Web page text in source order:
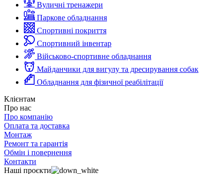
Вуличні тренажери
Паркове обладнання
Спортивні покриття
Спортивний інвентар
Військово-спортивне обладнання
Майданчики для вигулу та дресирування собак
Обладнання для фізичної реабілітації
Клієнтам
Про нас
Про компанію
Оплата та доставка
Монтаж
Ремонт та гарантія
Обмін і повернення
Контакти
Наші проєкти